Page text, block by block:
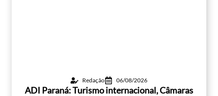
Redação 06/08/2026
ADI Paraná: Turismo internacional, Câmaras